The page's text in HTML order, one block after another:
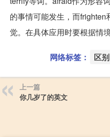
的事情可能发生，而
觉。在具体应用时要根据情
网络标签： 区别
上一篇
你几岁了的英文